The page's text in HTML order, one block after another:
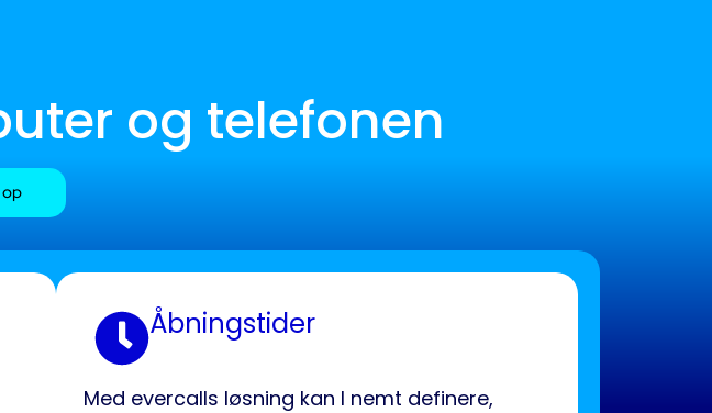
og telefonen
Åbningstider
Med evercalls løsning kan I nemt definere,